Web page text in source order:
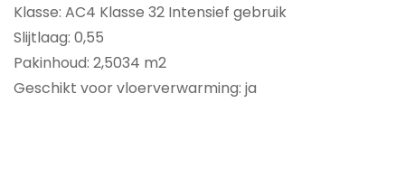
Klasse: AC4 Klasse 32 Intensief gebruik
Slijtlaag: 0,55
Pakinhoud: 2,5034 m2
Geschikt voor vloerverwarming: ja